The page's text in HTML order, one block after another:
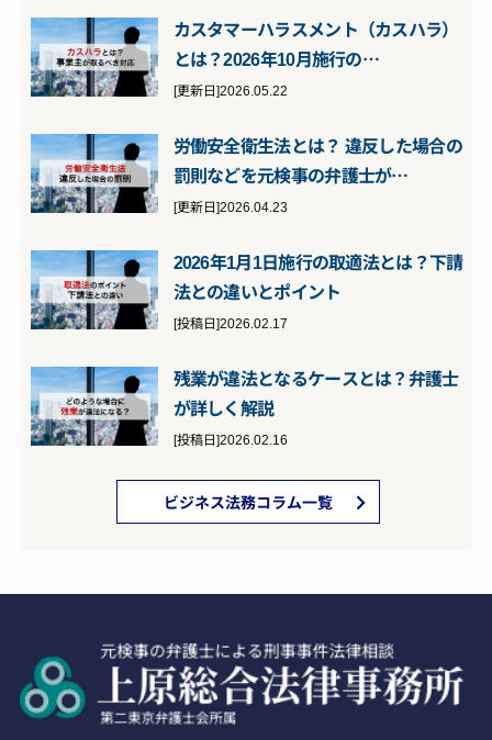
カスタマーハラスメント（カスハラ）
とは？2026年10月施行の…
[更新日]2026.05.22
労働安全衛生法とは？ 違反した場合の
罰則などを元検事の弁護士が…
[更新日]2026.04.23
2026年1月1日施行の取適法とは？下請
法との違いとポイント
[投稿日]2026.02.17
残業が違法となるケースとは？弁護士
が詳しく解説
[投稿日]2026.02.16
ビジネス法務コラム一覧